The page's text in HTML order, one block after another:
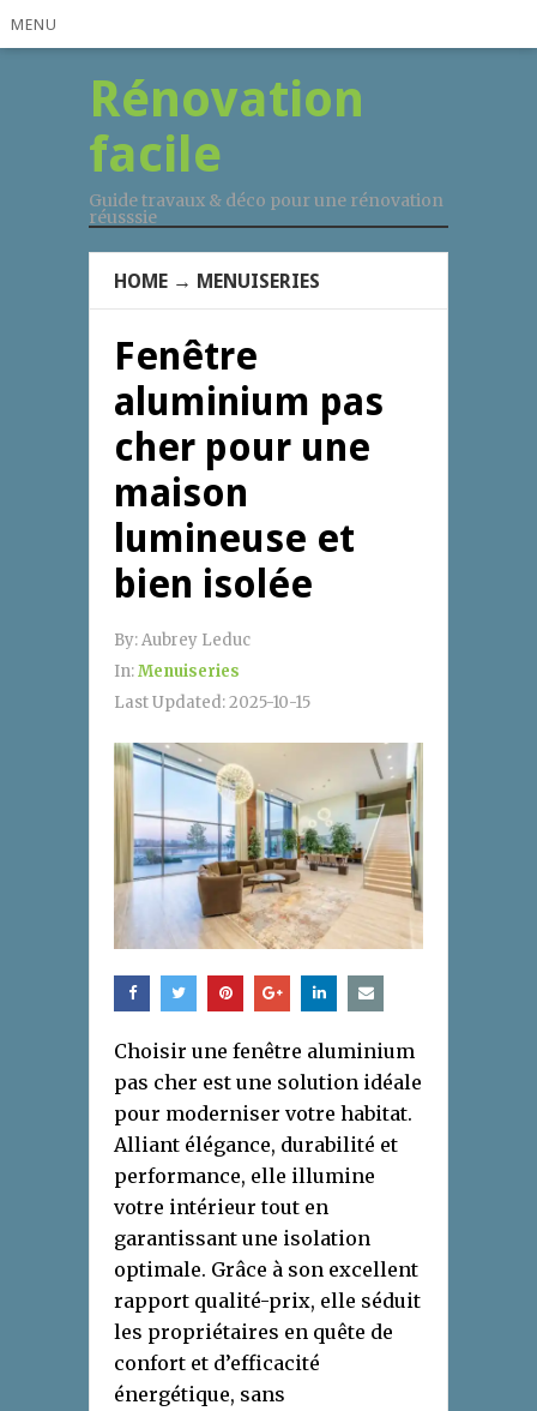
MENU
Rénovation
facile
Guide travaux & déco pour une rénovation
réusssie
HOME → MENUISERIES
Fenêtre
aluminium pas
cher pour une
maison
lumineuse et
bien isolée
By:Aubrey Leduc
In:Menuiseries
Last Updated:2025-10-15
Choisir une fenêtre aluminium
pas cher est une solution idéale
pour moderniser votre habitat.
Alliant élégance, durabilité et
performance, elle illumine
votre intérieur tout en
garantissant une isolation
optimale. Grâce à son excellent
rapport qualité-prix, elle séduit
les propriétaires en quête de
confort et d’efficacité
énergétique, sans